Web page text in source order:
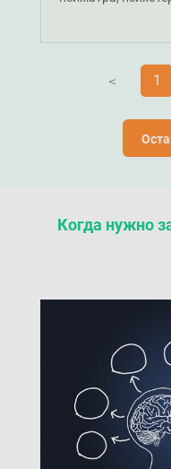
Оксану
здоров'я та
V 1
Когда нужно